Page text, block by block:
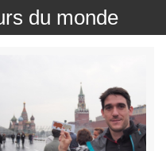
du monde